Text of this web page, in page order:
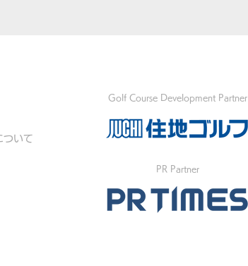
ついて
Golf Course Development Partner
PR Partner